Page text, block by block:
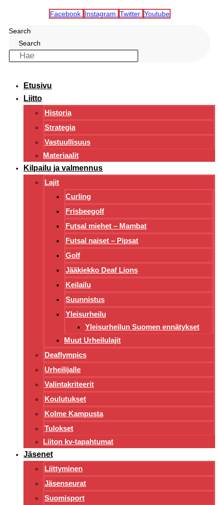
Facebook Instagram Twitter Youtube
Search
Search
Etusivu
Liitto
Historia
Strategia
Vastuullisuus
Materiaalit
Kilpailu ja valmennus
Lajit
Curling
Frisbeegolf
Futsal miehet – Mambat
Futsal naiset – Pipsat
Golf
Jääkiekko Deaf Lions
Keilailu
Suunnistus
Yleisurheilu
Yleisurheilun Suomen ennätykset
Muut Urheilulajit
Deaflympics
Urheilijalle
Valintakriteerit
Koulutukset
Kolme Kampusta
Tulokset
Liiton kv-tapahtumat
Jäsenet
Liittyminen
Jäsenseurat
Suomisport